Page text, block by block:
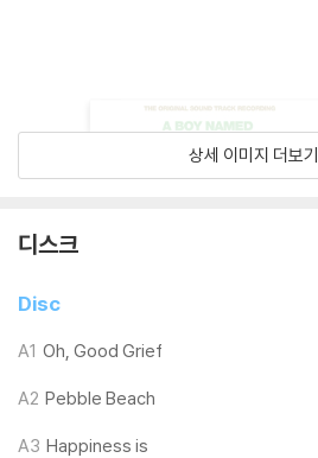
상세 이미지 더보기
디스크
Disc
A1 Oh, Good Grief
A2 Pebble Beach
A3 Happiness is